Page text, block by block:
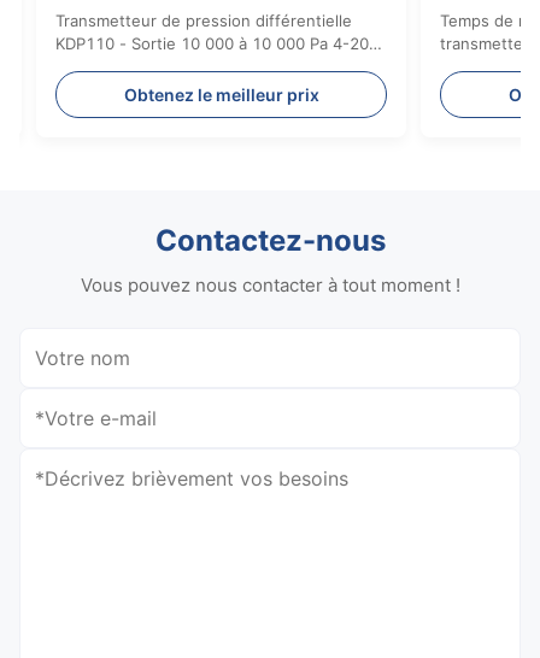
LCD du
DPT
Transmetteur de pression différentielle
KDP210 de classe de protection
Obtenez le meilleur prix
Contactez-nous
Vous pouvez nous contacter à tout moment !